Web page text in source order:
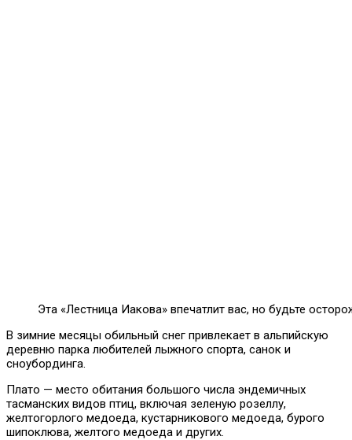
Эта «Лестница Иакова» впечатлит вас, но будьте
В зимние месяцы обильный снег привлекает в альпийскую
деревню парка любителей лыжного спорта, санок и
сноубординга.
Плато — место обитания большого числа эндемичных
тасманских видов птиц, включая зеленую розеллу,
желтогорлого медоеда, кустарникового медоеда, бурого
шипоклюва, желтого медоеда и других.